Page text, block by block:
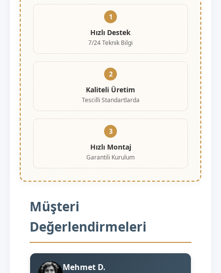
1
Hızlı Destek
7/24 Teknik Bilgi
2
Kaliteli Üretim
Tescilli Standartlarda
3
Hızlı Montaj
Garantili Kurulum
Müşteri
Değerlendirmeleri
Mehmet D.